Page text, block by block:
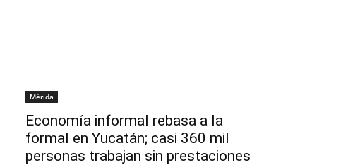
Mérida
Economía informal rebasa a la
formal en Yucatán; casi 360 mil
personas trabajan sin prestaciones